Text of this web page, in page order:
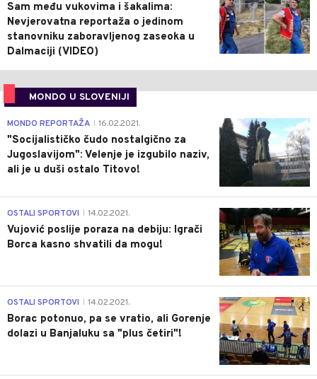
Sam među vukovima i šakalima:
Nevjerovatna reportaža o jedinom
stanovniku zaboravljenog zaseoka u
Dalmaciji (VIDEO)
MONDO U SLOVENIJI
4
MONDO REPORTAŽA 16.02.2021.
"Socijalističko čudo nostalgično za
Jugoslavijom": Velenje je izgubilo naziv,
ali je u duši ostalo Titovo!
1
OSTALI SPORTOVI 14.02.2021.
Vujović poslije poraza na debiju: Igrači
Borca kasno shvatili da mogu!
3
OSTALI SPORTOVI 14.02.2021.
Borac potonuo, pa se vratio, ali Gorenje
dolazi u Banjaluku sa "plus četiri"!